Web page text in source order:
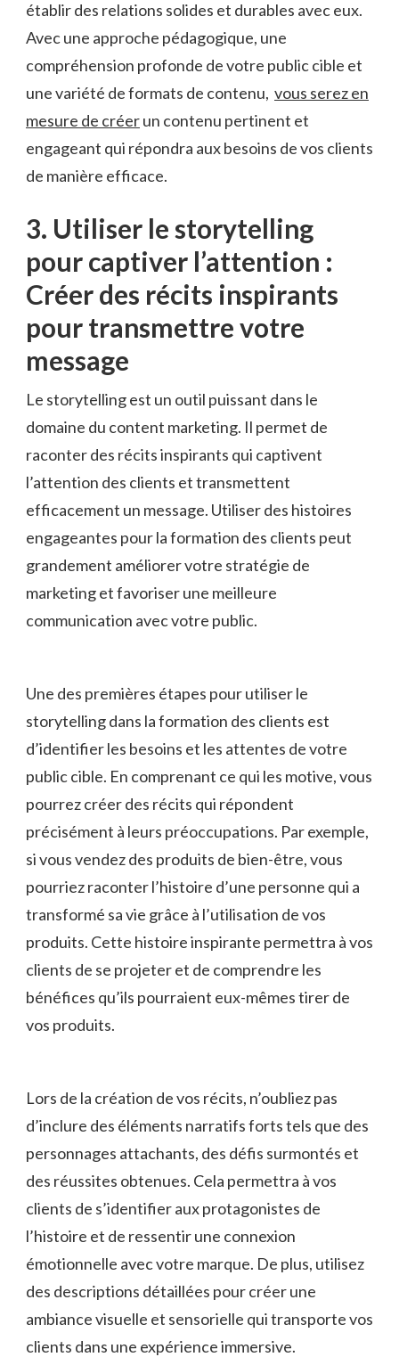
établir des relations solides et durables avec eux.
Avec une approche pédagogique, une
compréhension profonde ⁣de votre public ⁢cible et
une variété de formats de‌ contenu, ⁣ vous serez en
mesure de⁤ créerun contenu pertinent et⁤
engageant qui répondra aux besoins de vos ‌clients
de manière efficace.
3. Utiliser le storytelling
pour captiver l’attention :
Créer ​des récits inspirants
pour ⁣transmettre votre
message
Le storytelling est un outil puissant dans le
domaine du content marketing. Il permet de
raconter des récits inspirants qui ​captivent
l’attention des clients⁤ et transmettent
efficacement ​un message. Utiliser⁣ des⁤ histoires
engageantes pour la formation des clients peut
grandement améliorer‍ votre stratégie​ de
marketing et favoriser une meilleure
communication ⁣avec votre public.
Une‌ des premières étapes pour utiliser le
storytelling​ dans la formation des clients est
d’identifier les besoins et les attentes de votre
⁣public cible. En comprenant ce qui les motive, vous⁤
pourrez créer des récits qui répondent
précisément à leurs préoccupations. Par exemple,
si vous vendez des produits de bien-être, vous
pourriez raconter l’histoire‌ d’une personne qui⁤ a⁣
transformé ⁢sa vie grâce​ à l’utilisation de vos
produits.⁢ Cette histoire inspirante permettra à vos
clients de se projeter et de⁢ comprendre les
bénéfices ‌qu’ils pourraient eux-mêmes ⁢tirer ‌de
vos produits.
Lors de la​ création ⁢de vos récits, n’oubliez pas
d’inclure des éléments ‌narratifs ​forts tels que des
personnages attachants, des défis surmontés et
des ⁢réussites obtenues. Cela ‍permettra ⁤à ‍vos
‌clients de s’identifier aux protagonistes de
l’histoire et de ressentir une connexion
émotionnelle avec votre marque. De plus, utilisez
⁣des descriptions ⁣détaillées⁤ pour créer une
ambiance visuelle et sensorielle qui transporte ‌vos
clients dans une expérience immersive.